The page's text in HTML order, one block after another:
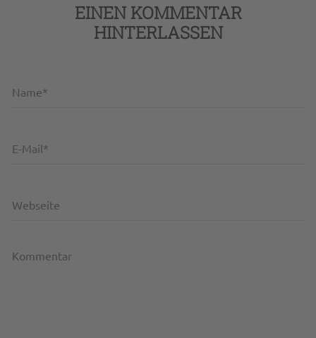
EINEN KOMMENTAR
HINTERLASSEN